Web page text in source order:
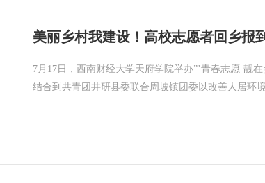
美丽乡村我建设！高校志愿者回乡报
7月17日，西南财经大学天府学院举办”’青春志愿·靓
结合到共青团井研县委联合周坡镇团委以改善人居环境